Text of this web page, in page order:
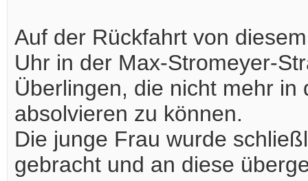
Auf der Rückfahrt von
Uhr in der Max-Stromeyer-
Überlingen, die nicht mehr
absolvieren zu können.
Die junge Frau wurde
gebracht und an diese